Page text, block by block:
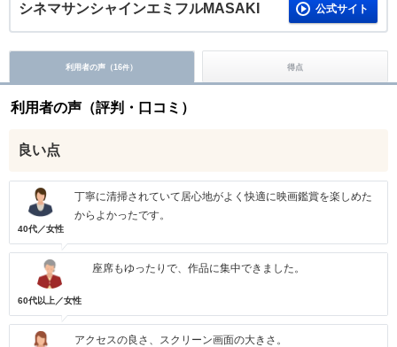
シネマサンシャインエミフルMASAKI 公式サイト
利用者の声（16件） 得点
利用者の声（評判・口コミ）
良い点
40代／女性
丁寧に清掃されていて居心地がよく快適に映画鑑賞を楽しめた
からよかったです。
60代以上／女性
座席もゆったりで、作品に集中できました。
アクセスの良さ、スクリーン画面の大きさ。